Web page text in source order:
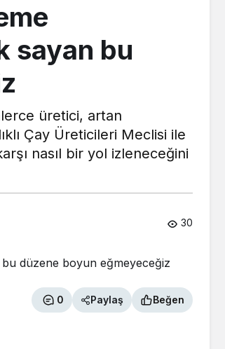
sayan bu
üretici, artan
Çay Üreticileri Meclisi ile
nasıl bir yol izleneceğini
30
0 Paylaş Beğen